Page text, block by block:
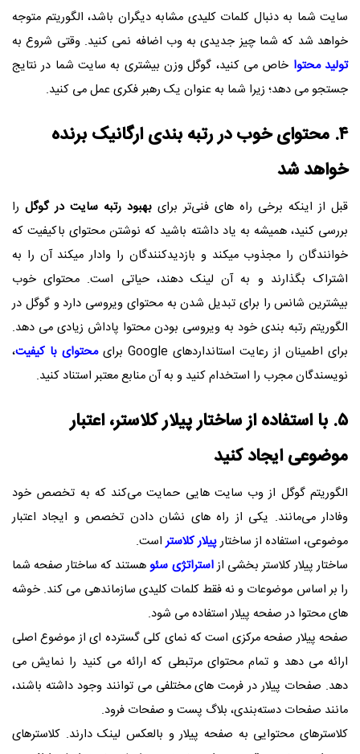
سایت شما به دنبال کلمات کلیدی مشابه دیگران باشد، الگوریتم متوجه
خواهد شد که شما چیز جدیدی به وب اضافه نمی کنید. وقتی شروع به
تولید محتوا خاص می کنید، گوگل وزن بیشتری به سایت شما در نتایج
جستجو می دهد؛ زیرا شما به عنوان یک رهبر فکری عمل می کنید.
۴. محتوای خوب در رتبه بندی ارگانیک برنده
خواهد شد
قبل از اینکه برخی راه ‌های فنی‌تر برای بهبود رتبه سایت در گوگل را
بررسی کنید، همیشه به یاد داشته باشید که نوشتن محتوای باکیفیت که
خوانندگان را مجذوب میکند و بازدیدکنندگان را وادار میکند آن را به
اشتراک بگذارند و به آن لینک دهند، حیاتی است. محتوای خوب
بیشترین شانس را برای تبدیل شدن به محتوای ویروسی دارد و گوگل در
الگوریتم رتبه بندی خود به ویروسی بودن محتوا پاداش زیادی می دهد.
برای اطمینان از رعایت استانداردهای Google برایمحتوای با کیفیت،
نویسندگان مجرب را استخدام کنید و به آن منابع معتبر استناد کنید.
۵. با استفاده از ساختار پیلار کلاستر، اعتبار
موضوعی ایجاد کنید
الگوریتم گوگل از وب‌ سایت‌ هایی حمایت می‌کند که به تخصص خود
وفادار می‌مانند. یکی از راه های نشان دادن تخصص و ایجاد اعتبار
موضوعی، استفاده از ساختارپیلار کلاستر است.
ساختار پیلار کلاستر بخشی ازاستراتژی سئوهستند که ساختار صفحه شما
را بر اساس موضوعات و نه فقط کلمات کلیدی سازماندهی می کند. خوشه
های محتوا در صفحه پیلار استفاده می شود.
صفحه پیلار صفحه مرکزی است که نمای کلی گسترده ای از موضوع اصلی
ارائه می دهد و تمام محتوای مرتبطی که ارائه می کنید را نمایش می
دهد. صفحات پیلار در فرمت های مختلفی می توانند وجود داشته باشند،
مانند صفحات دسته‌بندی، بلاگ پست و صفحات فرود.
کلاسترهای محتوایی به صفحه پیلار و بالعکس لینک دارند. کلاسترهای